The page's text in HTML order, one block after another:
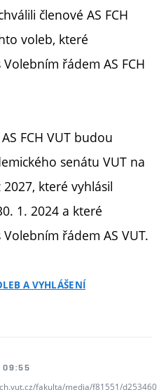
členové AS FCH
voleb, které
řádem AS FCH
FCH VUT budou
senátu VUT na
které vyhlásil
1. 2024 a které
řádem AS VUT.
A VYHLÁŠENÍ
09:55
fakulta/media/f81551/d253460